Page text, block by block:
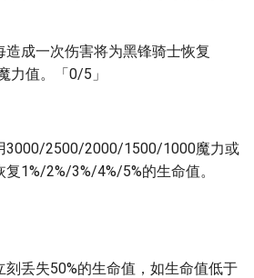
成一次伤害将为黑锋骑士恢复
力值。「0/5」
3000/2500/2000/1500/1000魔力或
1%/2%/3%/4%/5%的生命值。
丢失50%的生命值，如生命值低于